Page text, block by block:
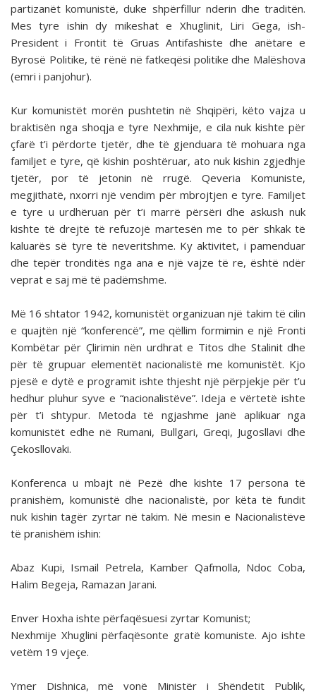
partizanët komunistë, duke shpërfillur nderin dhe traditën.
Mes tyre ishin dy mikeshat e Xhuglinit, Liri Gega, ish-
President i Frontit të Gruas Antifashiste dhe anëtare e
Byrosë Politike, të rënë në fatkeqësi politike dhe Malëshova
(emri i panjohur).
Kur komunistët morën pushtetin në Shqipëri, këto vajza u
braktisën nga shoqja e tyre Nexhmije, e cila nuk kishte për
çfarë t’i përdorte tjetër, dhe të gjenduara të mohuara nga
familjet e tyre, që kishin poshtëruar, ato nuk kishin zgjedhje
tjetër, por të jetonin në rrugë. Qeveria Komuniste,
megjithatë, nxorri një vendim për mbrojtjen e tyre. Familjet
e tyre u urdhëruan për t’i marrë përsëri dhe askush nuk
kishte të drejtë të refuzojë martesën me to për shkak të
kaluarës së tyre të neveritshme. Ky aktivitet, i pamenduar
dhe tepër tronditës nga ana e një vajze të re, është ndër
veprat e saj më të padëmshme.
Më 16 shtator 1942, komunistët organizuan një takim të cilin
e quajtën një “konferencë”, me qëllim formimin e një Fronti
Kombëtar për Çlirimin nën urdhrat e Titos dhe Stalinit dhe
për të grupuar elementët nacionalistë me komunistët. Kjo
pjesë e dytë e programit ishte thjesht një përpjekje për t’u
hedhur pluhur syve e “nacionalistëve”. Ideja e vërtetë ishte
për t’i shtypur. Metoda të ngjashme janë aplikuar nga
komunistët edhe në Rumani, Bullgari, Greqi, Jugosllavi dhe
Çekosllovaki.
Konferenca u mbajt në Pezë dhe kishte 17 persona të
pranishëm, komunistë dhe nacionalistë, por këta të fundit
nuk kishin tagër zyrtar në takim. Në mesin e Nacionalistëve
të pranishëm ishin:
Abaz Kupi, Ismail Petrela, Kamber Qafmolla, Ndoc Coba,
Halim Begeja, Ramazan Jarani.
Enver Hoxha ishte përfaqësuesi zyrtar Komunist;
Nexhmije Xhuglini përfaqësonte gratë komuniste. Ajo ishte
vetëm 19 vjeçe.
Ymer Dishnica, më vonë Ministër i Shëndetit Publik,